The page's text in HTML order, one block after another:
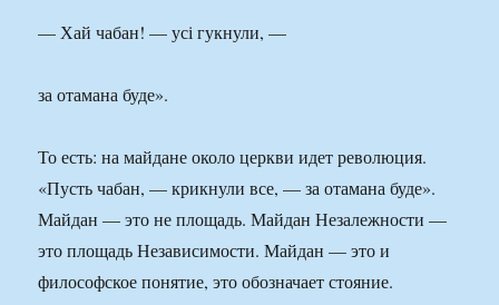
— Хай чабан! — усі гукнули, —
за отамана буде».
То есть: на майдане около церкви идет революция.
«Пусть чабан, — крикнули все, — за отамана буде».
Майдан — это не площадь. Майдан Незалежности —
это площадь Независимости. Майдан — это и
философское понятие, это обозначает стояние.